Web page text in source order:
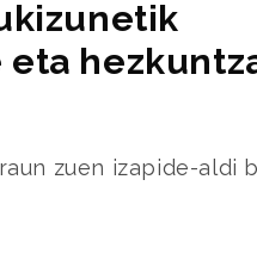
zuen izapide-aldi